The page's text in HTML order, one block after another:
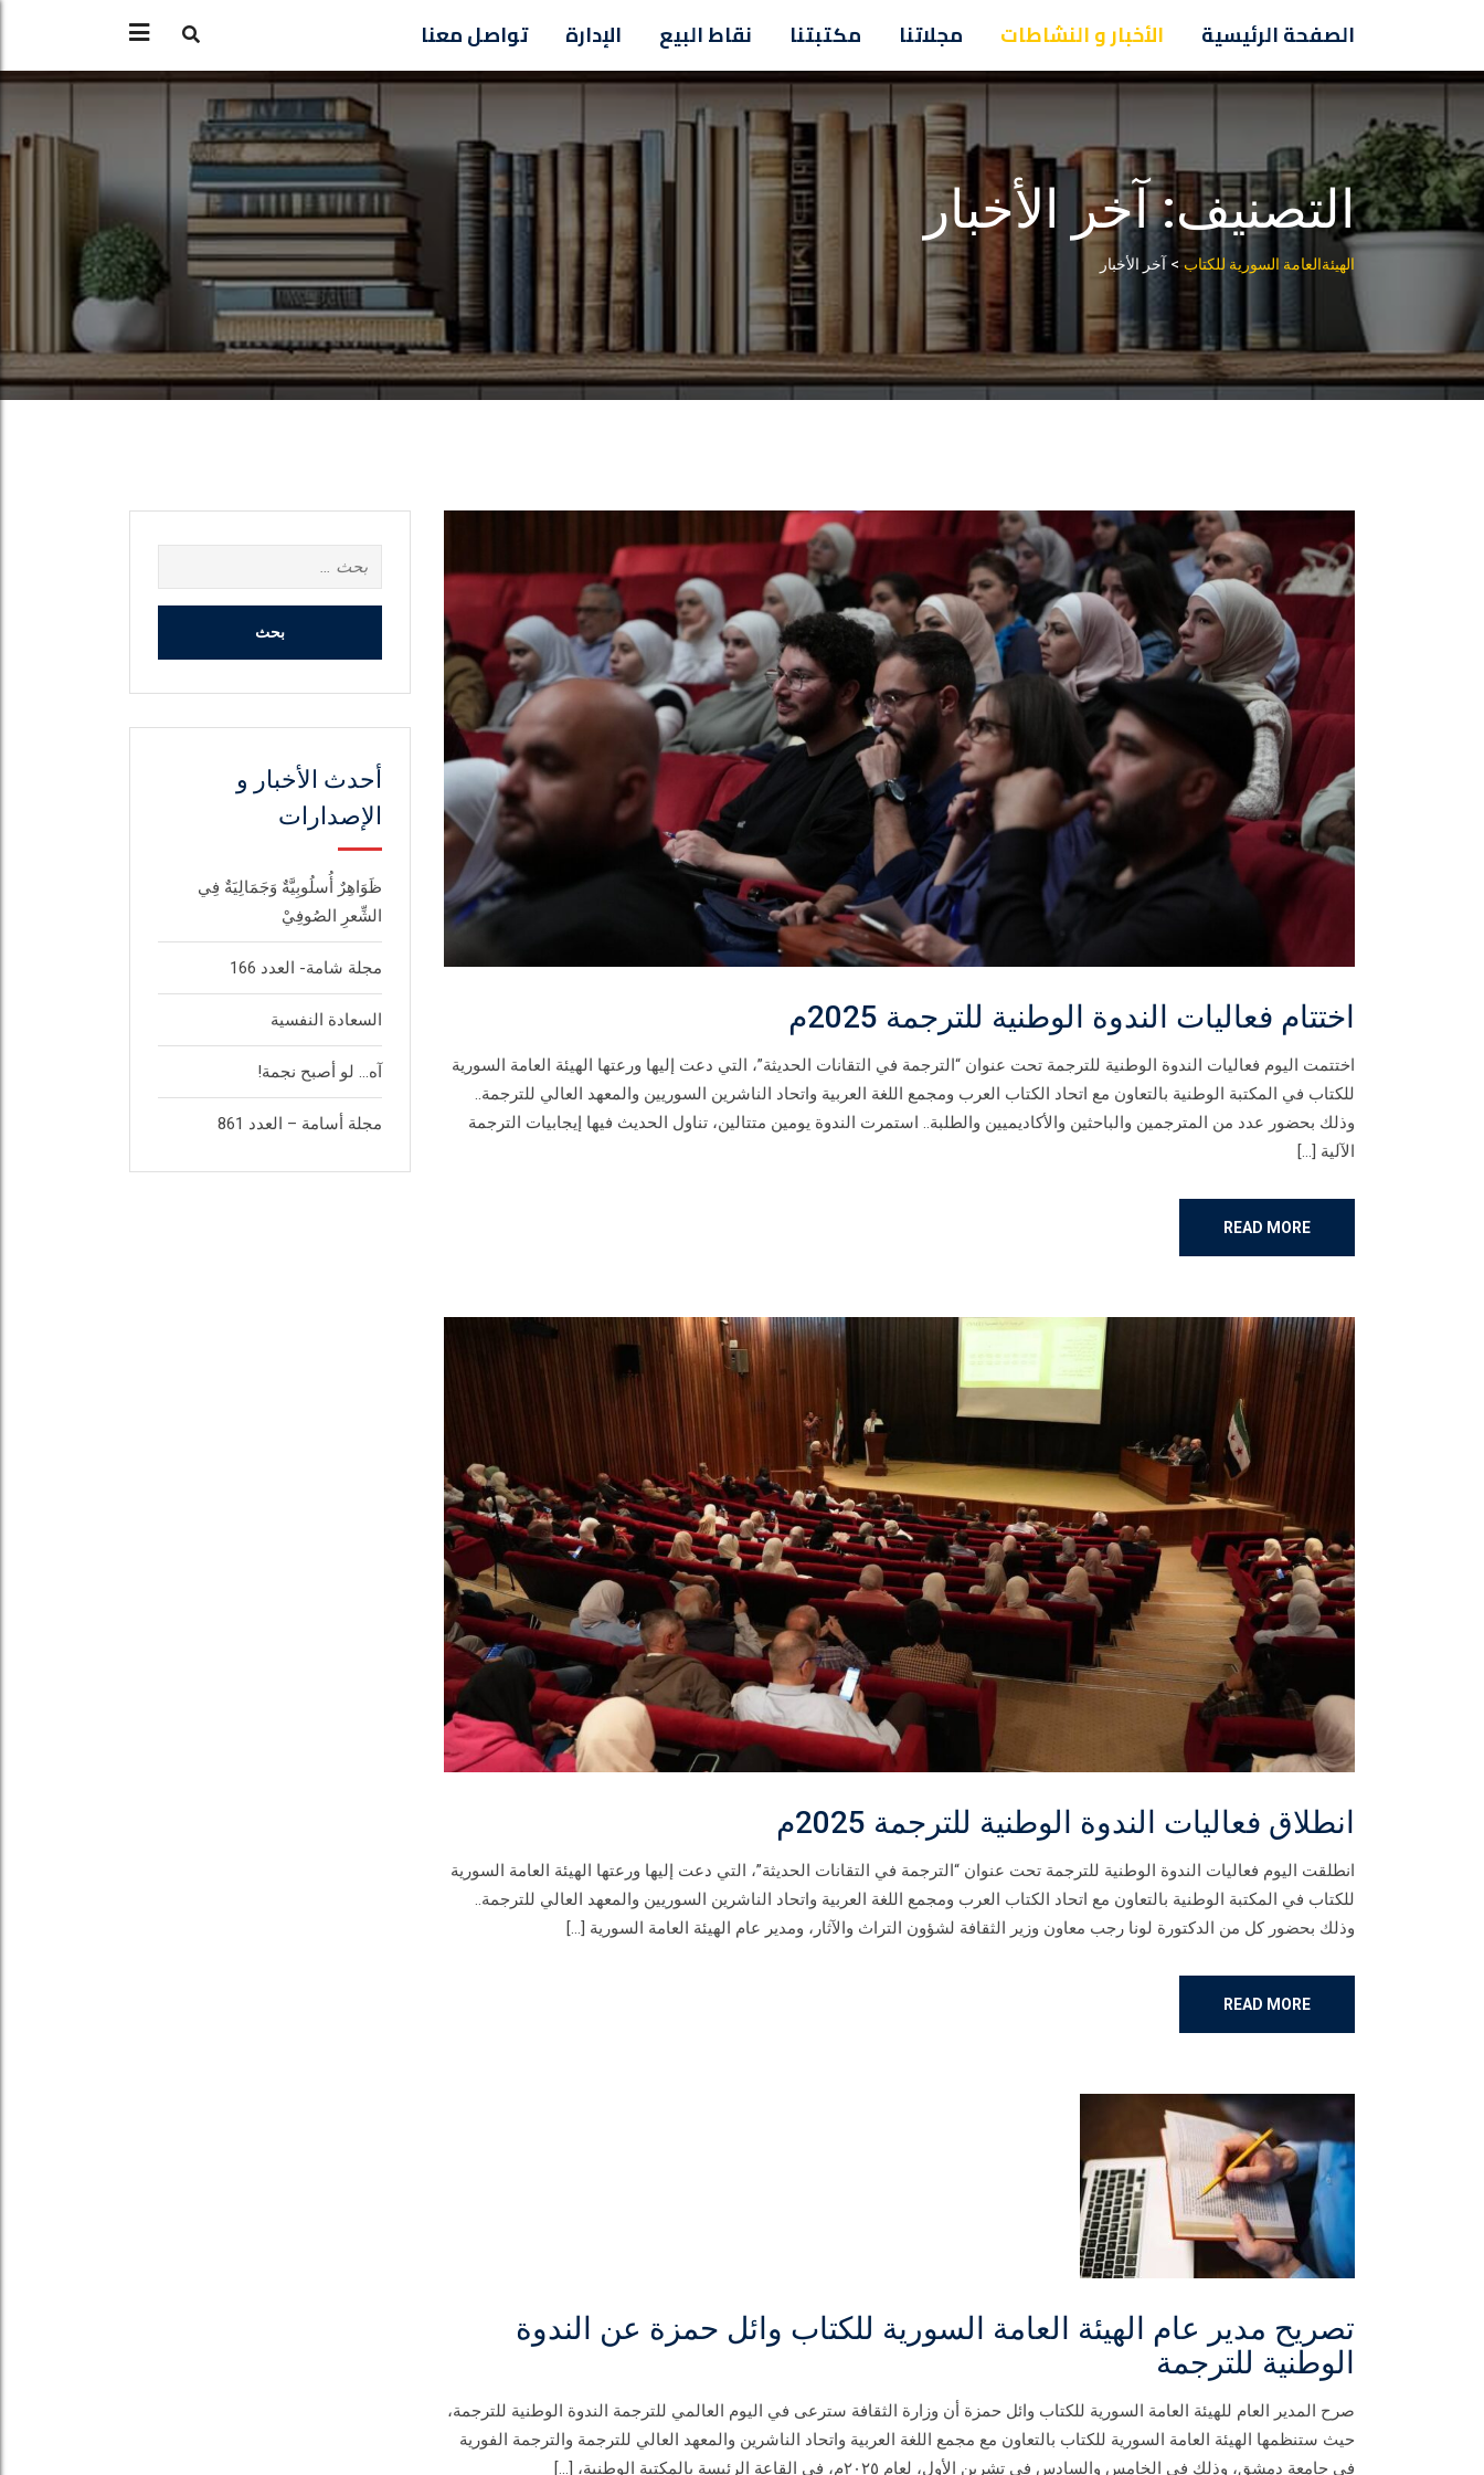
content
الصفحة الرئيسية الأخبار و النشاطات مجلاتنا مكتبتنا نقاط البيع الإدارة تواصل معنا
التصنيف:آخر الأخبار
الهيئةالعامة السورية للكتاب > آخر الأخبار
اختتام فعاليات الندوة الوطنية للترجمة 2025م
اختتمت اليوم فعاليات الندوة الوطنية للترجمة تحت عنوان “الترجمة في التقانات الحديثة”، التي دعت إليها ورعتها الهيئة العامة السورية
للكتاب في المكتبة الوطنية بالتعاون مع اتحاد الكتاب العرب ومجمع اللغة العربية واتحاد الناشرين السوريين والمعهد العالي للترجمة..
وذلك بحضور عدد من المترجمين والباحثين والأكاديميين والطلبة.. استمرت الندوة يومين متتالين، تناول الحديث فيها إيجابيات الترجمة
الآلية […]
READ MORE
انطلاق فعاليات الندوة الوطنية للترجمة 2025م
انطلقت اليوم فعاليات الندوة الوطنية للترجمة تحت عنوان “الترجمة في التقانات الحديثة”، التي دعت إليها ورعتها الهيئة العامة السورية
للكتاب في المكتبة الوطنية بالتعاون مع اتحاد الكتاب العرب ومجمع اللغة العربية واتحاد الناشرين السوريين والمعهد العالي للترجمة..
وذلك بحضور كل من الدكتورة لونا رجب معاون وزير الثقافة لشؤون التراث والآثار، ومدير عام الهيئة العامة السورية […]
READ MORE
تصريح مدير عام الهيئة العامة السورية للكتاب وائل حمزة عن الندوة
الوطنية للترجمة
صرح المدير العام للهيئة العامة السورية للكتاب وائل حمزة أن وزارة الثقافة سترعى في اليوم العالمي للترجمة الندوة الوطنية للترجمة،
حيث ستنظمها الهيئة العامة السورية للكتاب بالتعاون مع مجمع اللغة العربية واتحاد الناشرين والمعهد العالي للترجمة والترجمة الفورية
في جامعة دمشق، وذلك في الخامس والسادس في تشرين الأول، لعام ٢٠٢٥م، في القاعة الرئيسة بالمكتبة الوطنية، […]
عن:
أحدث الأخبار و
الإصدارات
ظَوَاهِرٌ أُسلُوبِيَّةٌ وَجَمَالِيَةٌ فِي
الشِّعرِ الصُوفِيْ
مجلة شامة- العدد 166
السعادة النفسية
آه… لو أصبح نجمة!
مجلة أسامة – العدد 861